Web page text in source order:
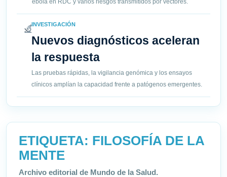
ébola en RDC y varios riesgos transmitidos por vectores.
INVESTIGACIÓN
Nuevos diagnósticos aceleran
la respuesta
Las pruebas rápidas, la vigilancia genómica y los ensayos
clínicos amplían la capacidad frente a patógenos emergentes.
ETIQUETA: FILOSOFÍA DE LA
MENTE
Archivo editorial de Mundo de la Salud.